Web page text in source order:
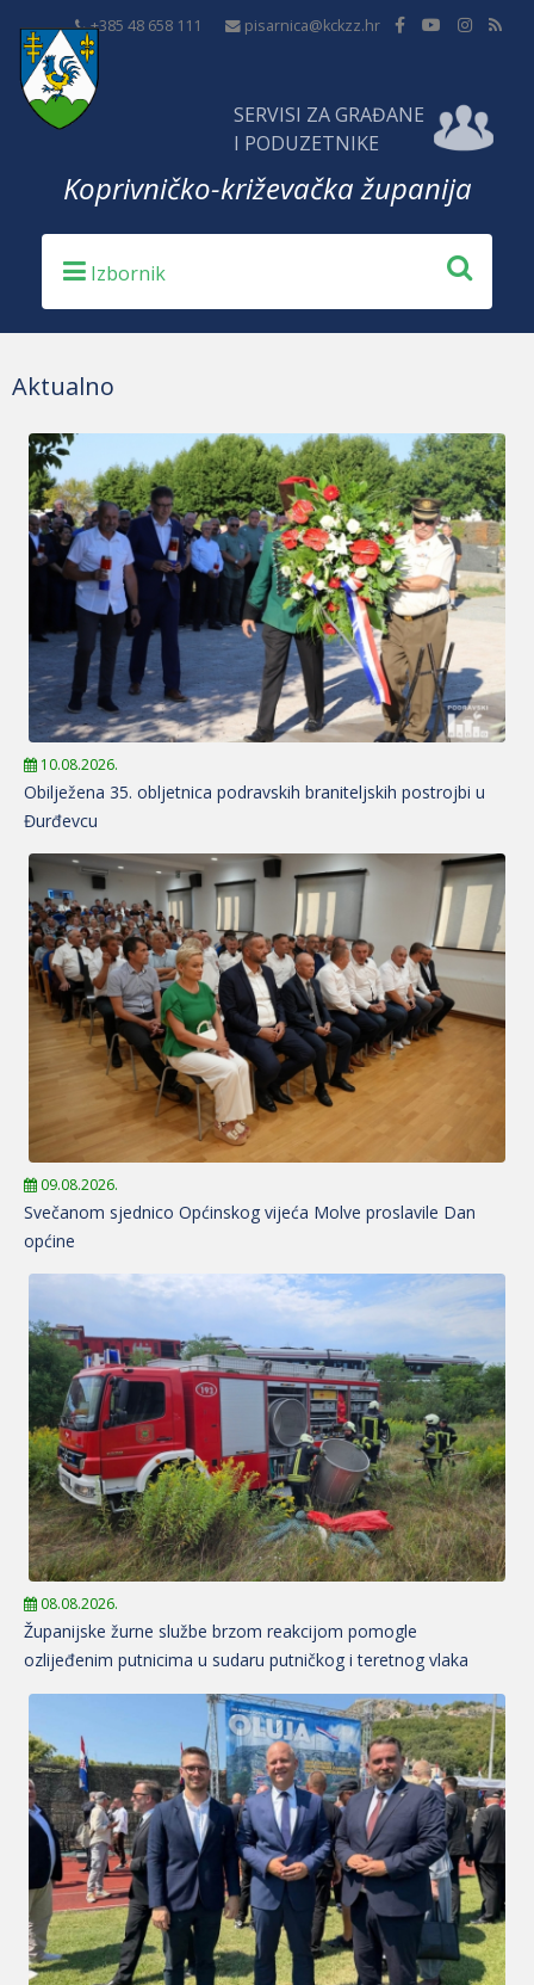
+385 48 658 111 pisarnica@kckzz.hr
SERVISI ZA GRAĐANE
I PODUZETNIKE
Koprivničko-križevačka županija
Aktualno
10.08.2026.
Obilježena 35. obljetnica podravskih braniteljskih postrojbi u
Đurđevcu
09.08.2026.
Svečanom sjednico Općinskog vijeća Molve proslavile Dan
općine
08.08.2026.
Županijske žurne službe brzom reakcijom pomogle
ozlijeđenim putnicima u sudaru putničkog i teretnog vlaka